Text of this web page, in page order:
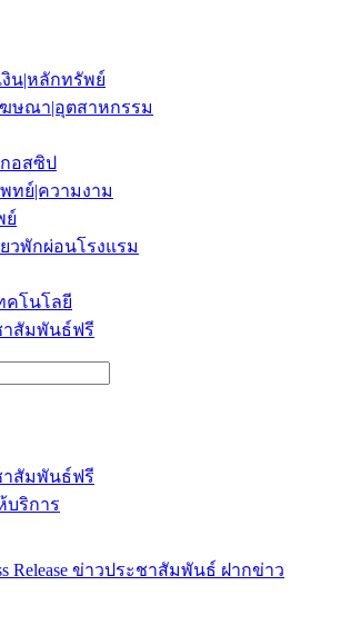
งิน|หลักทรัพย์
ษณา|อุตสาหกรรม
อสซิป
ทย์|ความงาม
ย์
วพักผ่อนโรงแรม
คโนโลยี
าสัมพันธ์ฟรี
าสัมพันธ์ฟรี
บริการ
Release ข่าวประชาสัมพันธ์ ฝากข่าว